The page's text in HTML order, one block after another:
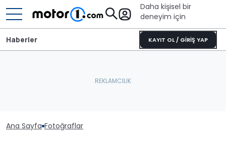
Daha kişisel bir
deneyim için
KAYIT OL / GİRİŞ YAP
Haberler
Ana Sayfa Fotoğraflar